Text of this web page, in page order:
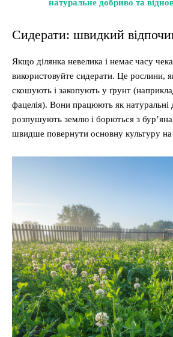
натуральне добриво та
Сидерати: швидкий
Якщо ділянка невелика і немає часу
використовуйте сидерати. Це рослини,
скошують і закопують у ґрунт
фацелія). Вони працюють як натуральні
розпушують землю і борються з
швидше повернути основну культуру на